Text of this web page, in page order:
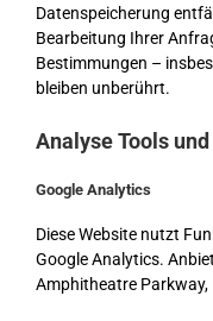
Datenspeicherung
Bearbeitung Ihrer
Bestimmungen –
bleiben unberührt.
Analyse Tools
Google Analytics
Diese Website nutzt
Google Analytics.
Amphitheatre Parkway,